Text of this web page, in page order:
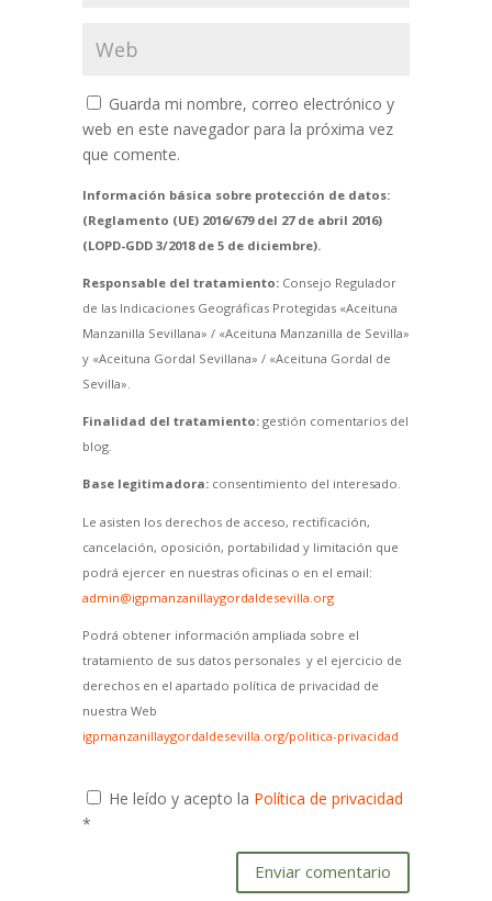
Guarda mi nombre, correo electrónico y
web en este navegador para la próxima vez
que comente.
Información básica sobre protección de datos:
(Reglamento (UE) 2016/679 del 27 de abril 2016)
(LOPD-GDD 3/2018 de 5 de diciembre).
Responsable del tratamiento:Consejo Regulador
de las Indicaciones Geográficas Protegidas «Aceituna
Manzanilla Sevillana» / «Aceituna Manzanilla de Sevilla»
y «Aceituna Gordal Sevillana» / «Aceituna Gordal de
Sevilla».
Finalidad del tratamiento:gestión comentarios del
blog.
Base legitimadora:consentimiento del interesado.
Le asisten los derechos de acceso, rectificación,
cancelación, oposición, portabilidad y limitación que
podrá ejercer en nuestras oficinas o en el email:
admin@igpmanzanillaygordaldesevilla.org
Podrá obtener información ampliada sobre el
tratamiento de sus datos personales y el ejercicio de
derechos en el apartado política de privacidad de
nuestra Web
igpmanzanillaygordaldesevilla.org/politica-privacidad
He leído y acepto la Política de privacidad
*
Enviar comentario